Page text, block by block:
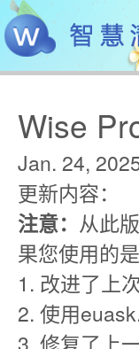
Wise
Jan. 24,
更新内容：
注意： 从此
果您使用的
1. 改进了上
2. 使用